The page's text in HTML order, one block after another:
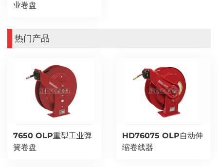
业卷盘
热门产品
7650 OLP重型工业弹
簧卷盘
HD76075 OLP自动伸
缩卷线器